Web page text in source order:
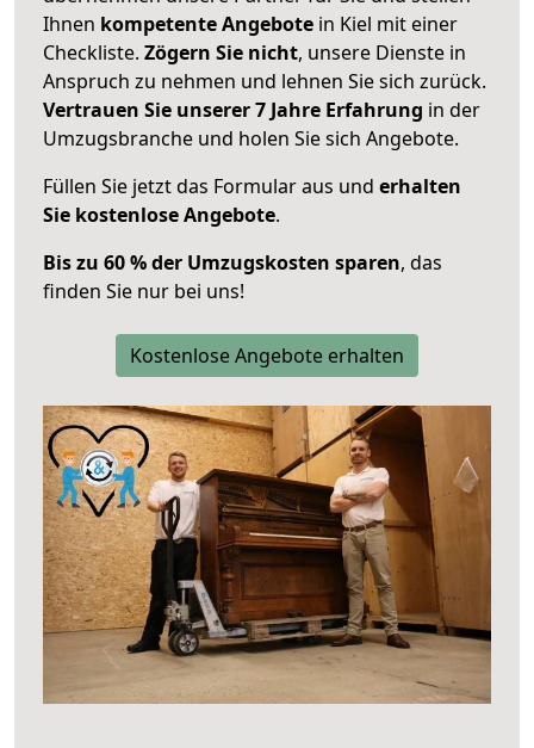
Ihnen kompetente Angebote in Kiel mit einer
Checkliste. Zögern Sie nicht, unsere Dienste in
Anspruch zu nehmen und lehnen Sie sich zurück.
Vertrauen Sie unserer 7 Jahre Erfahrung in der
Umzugsbranche und holen Sie sich Angebote.
Füllen Sie jetzt das Formular aus und erhalten
Sie kostenlose Angebote.
Bis zu 60 % der Umzugskosten sparen, das
finden Sie nur bei uns!
Kostenlose Angebote erhalten